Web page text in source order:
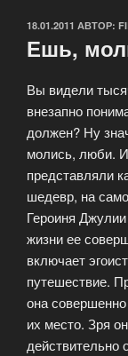
ОПУБЛИКОВАНО
18.01.2011 АВТОР:
Ешь,
Вы видели
внезапно
должен? Ну
молись, люби. И
представляли
шедевр, на
Героиня
жизни ее
включает
путешествие.
она
их место. Зря
действительно